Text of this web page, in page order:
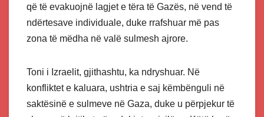
që të evakuojnë lagjet e tëra të Gazës, në vend të
ndërtesave individuale, duke rrafshuar më pas
zona të mëdha në valë sulmesh ajrore.
Toni i Izraelit, gjithashtu, ka ndryshuar. Në
konfliktet e kaluara, ushtria e saj këmbënguli në
saktësinë e sulmeve në Gaza, duke u përpjekur të